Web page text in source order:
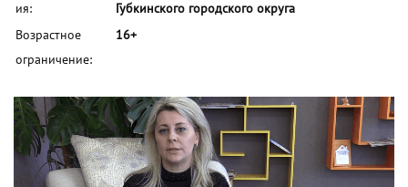
ия:
Губкинского городского округа
Возрастное
ограничение:
16+